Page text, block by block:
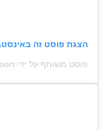
הצגת פוסט זה
פוסט משותף על ידי ‏‎Tessa Vicky Elisa van Montfoort‎‏ (@‏‎tessavmontfoort‎‏)